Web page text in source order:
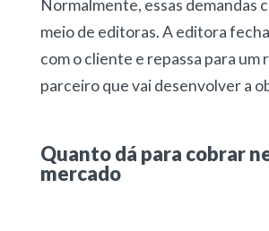
Normalmente, essas demandas
meio de editoras. A editora
com o cliente e repassa para um
parceiro que vai desenvolver a
Quanto dá para cobrar
mercado